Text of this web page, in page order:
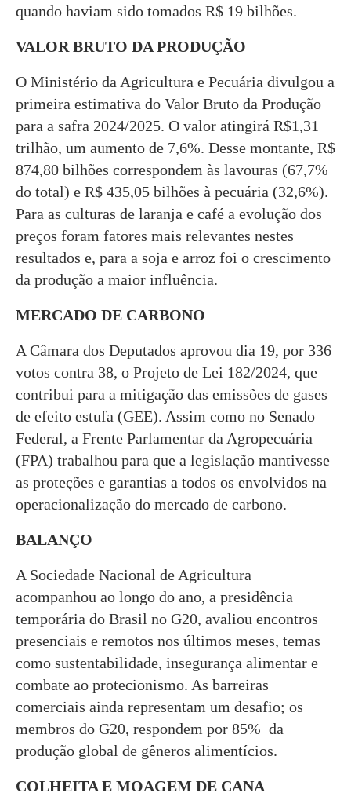
quando haviam sido tomados R$ 19 bilhões.
VALOR BRUTO DA PRODUÇÃO
O Ministério da Agricultura e Pecuária divulgou a
primeira estimativa do Valor Bruto da Produção
para a safra 2024/2025. O valor atingirá R$1,31
trilhão, um aumento de 7,6%. Desse montante, R$
874,80 bilhões correspondem às lavouras (67,7%
do total) e R$ 435,05 bilhões à pecuária (32,6%).
Para as culturas de laranja e café a evolução dos
preços foram fatores mais relevantes nestes
resultados e, para a soja e arroz foi o crescimento
da produção a maior influência.
MERCADO DE CARBONO
A Câmara dos Deputados aprovou dia 19, por 336
votos contra 38, o Projeto de Lei 182/2024, que
contribui para a mitigação das emissões de gases
de efeito estufa (GEE). Assim como no Senado
Federal, a Frente Parlamentar da Agropecuária
(FPA) trabalhou para que a legislação mantivesse
as proteções e garantias a todos os envolvidos na
operacionalização do mercado de carbono.
BALANÇO
A Sociedade Nacional de Agricultura
acompanhou ao longo do ano, a presidência
temporária do Brasil no G20, avaliou encontros
presenciais e remotos nos últimos meses, temas
como sustentabilidade, insegurança alimentar e
combate ao protecionismo. As barreiras
comerciais ainda representam um desafio; os
membros do G20, respondem por 85% da
produção global de gêneros alimentícios.
COLHEITA E MOAGEM DE CANA